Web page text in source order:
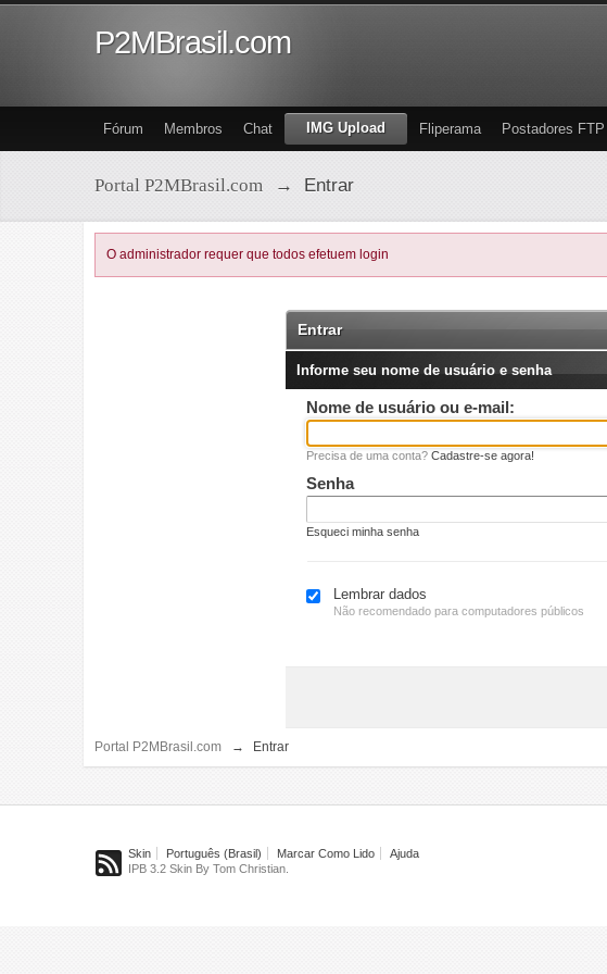
P2MBrasil.com
Fórum Membros Chat IMG Upload Fliperama Postadores FTP
Portal P2MBrasil.com → Entrar
O administrador requer que todos efetuem login
Entrar
Informe seu nome de usuário e senha
Nome de usuário ou e-mail:
Precisa de uma conta? Cadastre-se agora!
Senha
Esqueci minha senha
Lembrar dados
Não recomendado para computadores públicos
Portal P2MBrasil.com → Entrar
Skin Português (Brasil) Marcar Como Lido
Ajuda
IPB 3.2 Skin By Tom Christian.